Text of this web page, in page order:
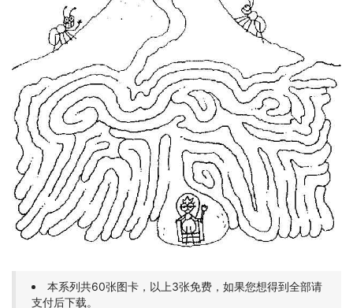
本系列共60张图卡，以上3张免费，如果您想得到全部请
支付后下载。